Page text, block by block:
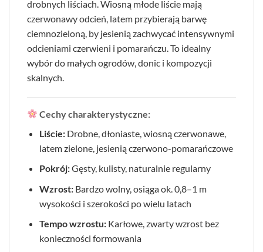
drobnych liściach. Wiosną młode liście mają
czerwonawy odcień, latem przybierają barwę
ciemnozieloną, by jesienią zachwycać intensywnymi
odcieniami czerwieni i pomarańczu. To idealny
wybór do małych ogrodów, donic i kompozycji
skalnych.
Cechy charakterystyczne:
Liście:Drobne, dłoniaste, wiosną czerwonawe,
latem zielone, jesienią czerwono-pomarańczowe
Pokrój:Gęsty, kulisty, naturalnie regularny
Wzrost:Bardzo wolny, osiąga ok. 0,8–1 m
wysokości i szerokości po wielu latach
Tempo wzrostu:Karłowe, zwarty wzrost bez
konieczności formowania